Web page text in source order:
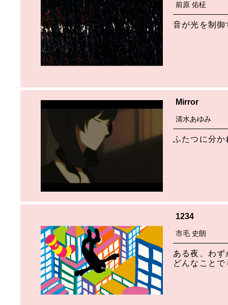
前原 佑柾
音が光を制御
Mirror
清水あゆみ
ふたつに分
1234
市毛 史朗
ある夜、わ
どんなこと